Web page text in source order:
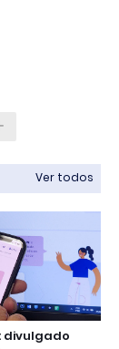
Ver todos
divulgado